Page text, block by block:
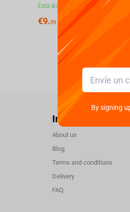
Está disponible
€9.99
Información
About us
Blog
Terms and conditions
Delivery
FAQ
By signing